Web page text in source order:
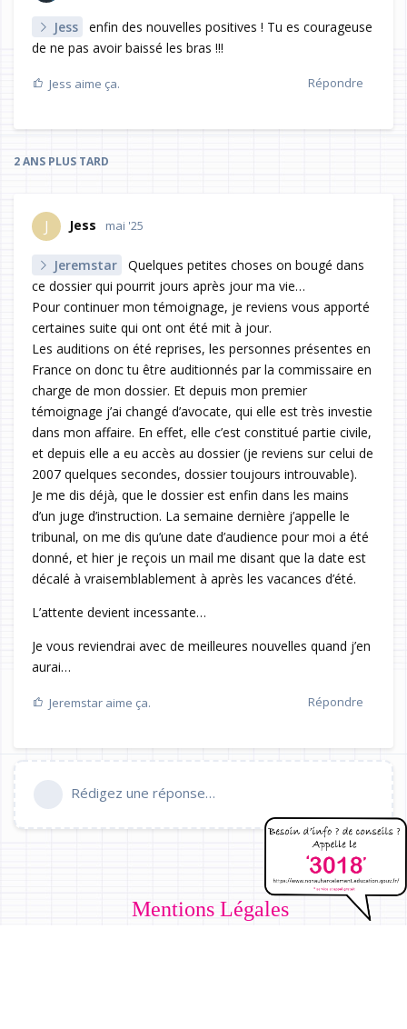
Jess
enfin des nouvelles positives ! Tu es courageuse
de ne pas avoir baissé les bras !!!
Répondre
Jess aime ça.
2 ANS PLUS TARD
J Jess mai '25
Jeremstar
Quelques petites choses on bougé dans
ce dossier qui pourrit jours après jour ma vie…
Pour continuer mon témoignage, je reviens vous apporté
certaines suite qui ont ont été mit à jour.
Les auditions on été reprises, les personnes présentes en
France on donc tu être auditionnés par la commissaire en
charge de mon dossier. Et depuis mon premier
témoignage j’ai changé d’avocate, qui elle est très investie
dans mon affaire. En effet, elle c’est constitué partie civile,
et depuis elle a eu accès au dossier (je reviens sur celui de
2007 quelques secondes, dossier toujours introuvable).
Je me dis déjà, que le dossier est enfin dans les mains
d’un juge d’instruction. La semaine dernière j’appelle le
tribunal, on me dis qu’une date d’audience pour moi a été
donné, et hier je reçois un mail me disant que la date est
décalé à vraisemblablement à après les vacances d’été.
L’attente devient incessante…
Je vous reviendrai avec de meilleures nouvelles quand j’en
aurai…
Répondre
Jeremstar aime ça.
Rédigez une réponse…
Mentions Légales